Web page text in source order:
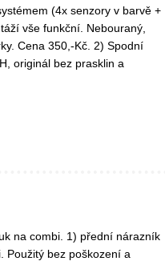
(4x senzory v barvě +
vše funkční. Nebouraný,
Cena 350,-Kč. 2) Spodní
originál bez prasklin a
na combi. 1) přední nárazník
Použitý bez poškození a